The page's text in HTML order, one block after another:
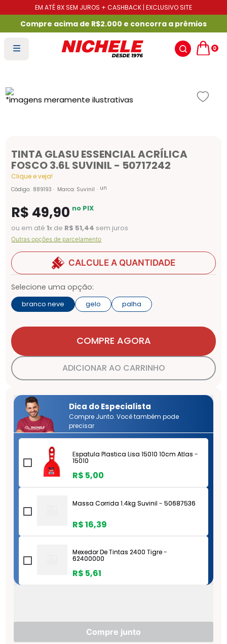
EM ATÉ 8X SEM JUROS + CASHBACK | EXCLUSIVO SITE
Compre acima de R$2.000 e concorra a prêmios
0
TINTA GLASU ESSENCIAL ACRÍLICA
FOSCO 3.6L SUVINIL - 50717242
Clique e veja!
Código: 889193 Marca: Suvinil un
R$ 49,90 no PIX
ou em até1x de R$ 51,44 sem juros
Outras opções de parcelamento
CALCULE A QUANTIDADE
Selecione uma opção:
branco neve gelo palha
COMPRE AGORA
ADICIONAR AO CARRINHO
Dica do Especialista
Compre Junto. Você também pode
precisar
Espatula Plastica Lisa 15010 10cm Atlas -
15010
R$ 5,00
Massa Corrida 1.4kg Suvinil - 50687536
R$16,39
Mexedor De Tintas 2400 Tigre -
62400000
R$ 5,61
R$22,14
Compre junto